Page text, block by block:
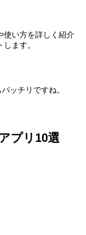
使い方を詳しく紹介
ます。
ッチリですね。
プリ10選